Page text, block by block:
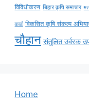
विविधीकरण बिहार कृषि समाचार
कार्ड विकसित कृषि संकल्प
चौहान संतुलित उर्वरक
Home